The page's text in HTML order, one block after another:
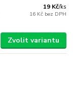
19 Kč/ks
16 Kč bez DPH
Zvolit variantu